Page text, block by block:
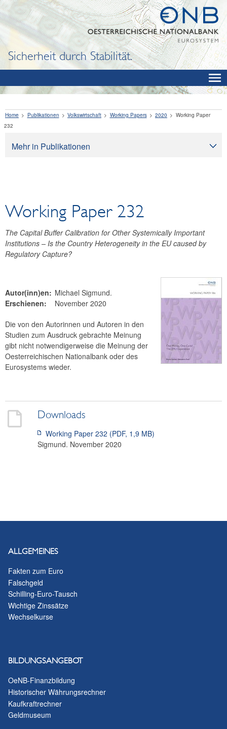
Sicherheit durch Stabilität.
Mehr in Publikationen
Finanzbildung
OeNB Reports
OeNB Bulletin
Occasional Papers
Fakten zu Österreich und seinen Banken
Archiv
Finanzmarkt
Statistik
Zahlungsverkehr
Home Publikationen Volkswirtschaft Working Papers 2020
Working Paper
232
Working Paper 232
The Capital Buffer Calibration for Other Systemically Important
Institutions – Is the Country Heterogeneity in the EU caused by
Regulatory Capture?
Autor(inn)en: Michael Sigmund.
Erschienen:
November 2020
Die von den Autorinnen und Autoren in den
Studien zum Ausdruck gebrachte Meinung
gibt nicht notwendigerweise die Meinung der
Oesterreichischen Nationalbank oder des
Eurosystems wieder.
Downloads
Working Paper 232 (PDF, 1,9 MB)
Sigmund. November 2020
ALLGEMEINES
Fakten zum Euro
Falschgeld
Schilling-Euro-Tausch
Wichtige Zinssätze
Wechselkurse
BILDUNGSANGEBOT
OeNB-Finanzbildung
Historischer Währungsrechner
Kaufkraftrechner
Geldmuseum